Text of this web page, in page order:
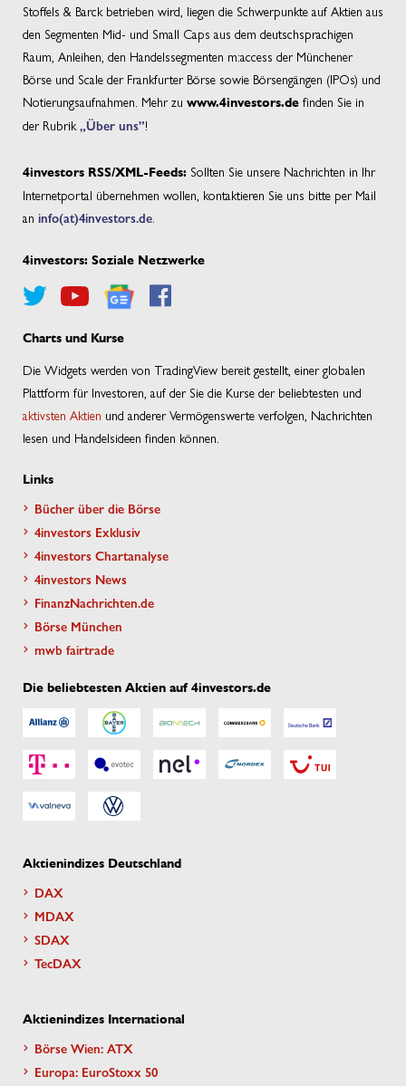
Stoffels & Barck betrieben wird, liegen die Schwerpunkte auf Aktien aus
den Segmenten Mid- und Small Caps aus dem deutschsprachigen
Raum, Anleihen, den Handelssegmenten m:access der Münchener
Börse und Scale der Frankfurter Börse sowie Börsengängen (IPOs) und
Notierungsaufnahmen. Mehr zu www.4investors.de finden Sie in
der Rubrik „Über uns”!
4investors RSS/XML-Feeds: Sollten Sie unsere Nachrichten in Ihr
Internetportal übernehmen wollen, kontaktieren Sie uns bitte per Mail
an info(at)4investors.de
4investors: Soziale Netzwerke
Charts und Kurse
Die Widgets werden von TradingView bereit gestellt, einer globalen
Plattform für Investoren, auf der Sie die Kurse der beliebtesten und
aktivsten Aktien und anderer Vermögenswerte verfolgen, Nachrichten
lesen und Handelsideen finden können.
Links
Bücher über die Börse
4investors Exklusiv
4investors Chartanalyse
4investors News
FinanzNachrichten.de
Börse München
mwb fairtrade
Die beliebtesten Aktien auf 4investors.de
Aktienindizes Deutschland
DAX
MDAX
SDAX
TecDAX
Aktienindizes International
Börse Wien: ATX
Europa: EuroStoxx 50